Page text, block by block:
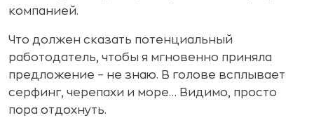
компанией.
Что должен сказать потенциальный
работодатель, чтобы я мгновенно приняла
предложение – не знаю. В голове всплывает
серфинг, черепахи и море… Видимо, просто
пора отдохнуть.